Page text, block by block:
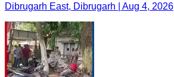
Dibrugarh East, Dibrugarh | Aug 4, 2026